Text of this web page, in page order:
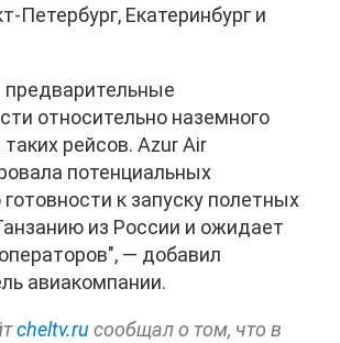
Петербург, Екатеринбург и
относительно наземного
рейсов. Azur Air
потенциальных
готовности к запуску полетных
из России и ожидает
— добавил
авиакомпании.
cheltv.ru сообщал о том, что в